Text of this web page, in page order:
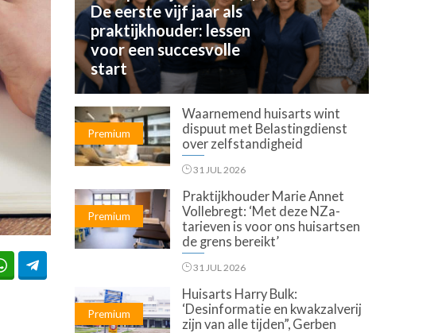
De eerste vijf jaar als
praktijkhouder: lessen
voor een succesvolle
start
Premium
Waarnemend huisarts wint
dispuut met Belastingdienst
over zelfstandigheid
31 JUL 2026
Premium
Praktijkhouder Marie Annet
Vollebregt: ‘Met deze NZa-
tarieven is voor ons huisartsen
de grens bereikt’
31 JUL 2026
Premium
Huisarts Harry Bulk:
‘Desinformatie en kwakzalverij
zijn van alle tijden”, Gerben